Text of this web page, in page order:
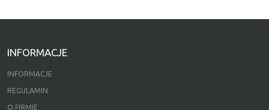
INFORMACJE
INFORMACJE
REGULAMIN
O FIRMIE